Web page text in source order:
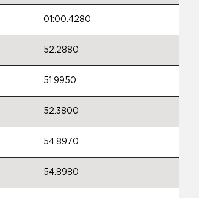
01:00.4280
52.2880
51.9950
52.3800
54.8970
54.8980